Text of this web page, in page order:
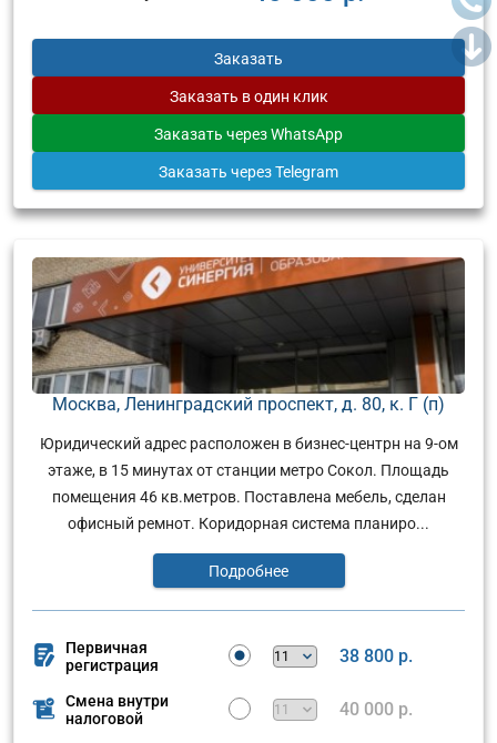
Заказать
Заказать в один клик
Заказать через WhatsApp
Заказать через Telegram
Москва, Ленинградский проспект, д. 80, к. Г (п)
Юридический адрес расположен в бизнес-центрн на 9-ом
этаже, в 15 минутах от станции метро Сокол. Площадь
помещения 46 кв.метров. Поставлена мебель, сделан
офисный ремнот. Коридорная система планиро...
Подробнее
Первичная
регистрация
38 800 р.
Смена внутри
налоговой
40 000 р.